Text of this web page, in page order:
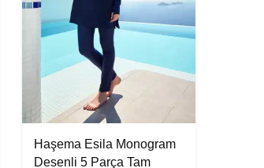
Haşema Esila Monogram
Desenli 5 Parça Tam